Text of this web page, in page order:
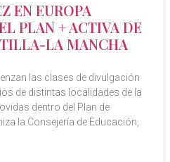
EN EUROPA
PLAN + ACTIVA DE
LA MANCHA
las clases de divulgación
de distintas localidades de la
dentro del Plan de
la Consejería de Educación,